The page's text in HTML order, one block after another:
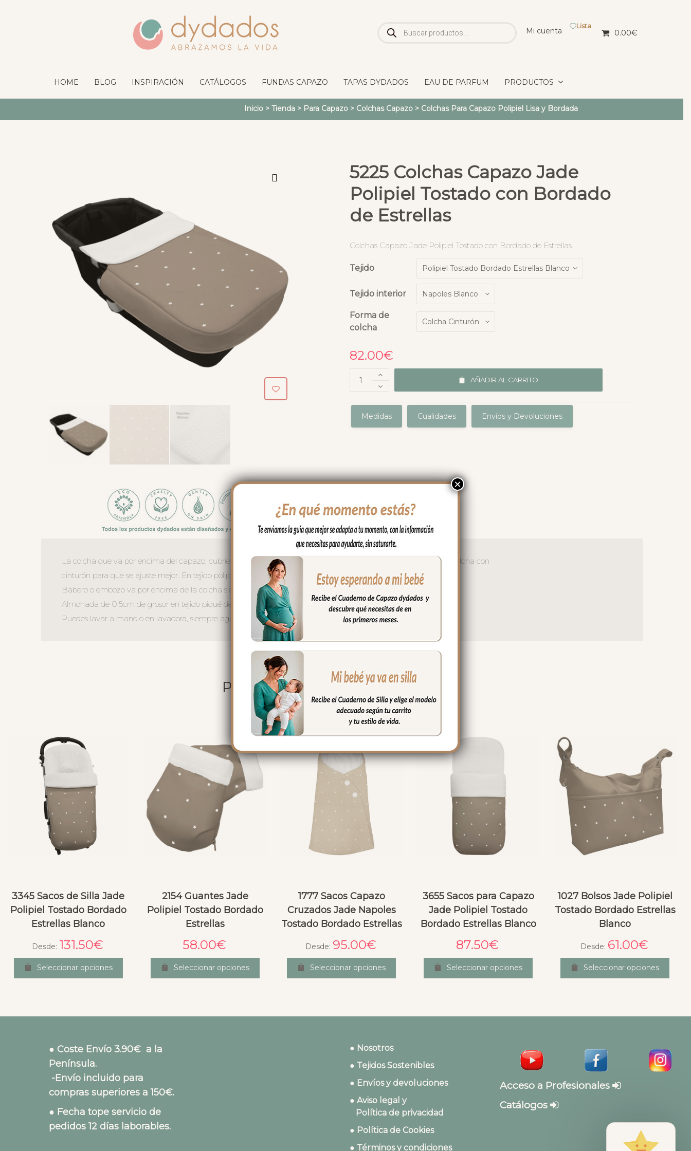
de
productos
Mi cuenta
Lista
0.00€
HOME BLOG INSPIRACIÓN CATÁLOGOS FUNDAS CAPAZO TAPAS DYDADOS EAU DE PARFUM PRODUCTOS
Inicio> Tienda> Para Capazo> Colchas Capazo> Colchas Para Capazo Polipiel Lisa y Bordada
5225 Colchas Capazo Jade
Polipiel Tostado con Bordado
de Estrellas
Colchas Capazo Jade Polipiel Tostado con Bordado de Estrellas
Tejido
Tejido interior
Forma de
colcha
82.00€
AÑADIR AL CARRITO
Medidas Cualidades Envíos y Devoluciones
La colcha que va por encima del capazo, cubriendo la parte de arriba del capazo y los bordes en lateral, es una colcha con
cinturón para que se ajuste mejor. En tejido polipiel bordada; una polipiel sintética muy suave y agradable
Babero o embozo va por encima de la colcha siempre, en tejido piqué en liso al color del bordado.
Almohada de 0.5cm de grosor en tejido piqué de algodón.
Puedes lavar a mano o en lavadora, siempre agua fría, jabones no abrasivos y secado al natural.
PRODUCTOS RELACIONADOS
3345 Sacos de Silla Jade
Polipiel Tostado Bordado
Estrellas Blanco
Desde: 131.50€
Seleccionar opciones
2154 Guantes Jade
Polipiel Tostado Bordado
Estrellas
58.00€
Seleccionar opciones
1777 Sacos Capazo
Cruzados Jade Napoles
Tostado Bordado Estrellas
Desde: 95.00€
Seleccionar opciones
3655 Sacos para Capazo
Jade Polipiel Tostado
Bordado Estrellas Blanco
87.50€
Seleccionar opciones
1027 Bolsos Jade Polipiel
Tostado Bordado Estrellas
Blanco
Desde: 61.00€
Seleccionar opciones
● Coste Envío 3.90€ a la
Península.
-Envío incluido para
compras superiores a 150€.
● Fecha tope servicio de
pedidos 12 días laborables.
● Nosotros
● Tejidos Sostenibles
● Envíos y devoluciones
● Aviso legal y
Política de privacidad
● Política de Cookies
● Términos y condiciones
Acceso a Profesionales
Catálogos
×